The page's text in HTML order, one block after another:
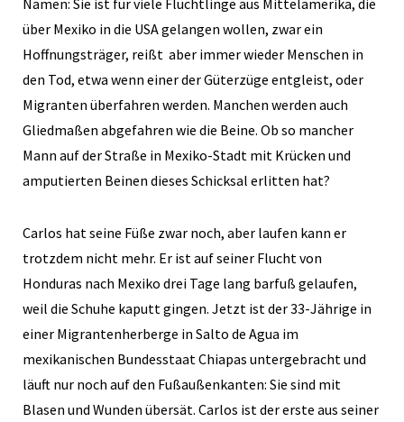
über Mexiko in die USA gelangen wollen, zwar ein
Hoffnungsträger, reißt aber immer wieder Menschen in
den Tod, etwa wenn einer der Güterzüge entgleist, oder
Migranten überfahren werden. Manchen werden auch
Gliedmaßen abgefahren wie die Beine. Ob so mancher
Mann auf der Straße in Mexiko-Stadt mit Krücken und
amputierten Beinen dieses Schicksal erlitten hat?
Carlos hat seine Füße zwar noch, aber laufen kann er
trotzdem nicht mehr. Er ist auf seiner Flucht von
Honduras nach Mexiko drei Tage lang barfuß gelaufen,
weil die Schuhe kaputt gingen. Jetzt ist der 33-Jährige in
einer Migrantenherberge in Salto de Agua im
mexikanischen Bundesstaat Chiapas untergebracht und
läuft nur noch auf den Fußaußenkanten: Sie sind mit
Blasen und Wunden übersät. Carlos ist der erste aus seiner